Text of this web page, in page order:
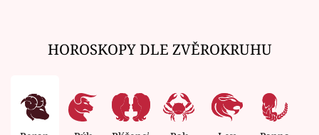
HOROSKOPY DLE ZVĚROKRUHU